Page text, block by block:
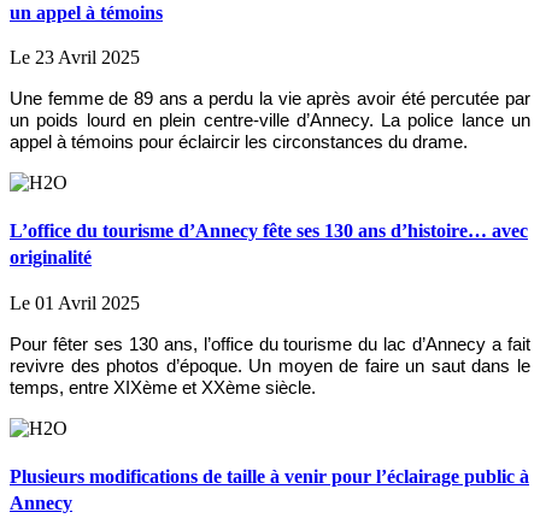
un appel à témoins
Le 23 Avril 2025
Une femme de 89 ans a perdu la vie après avoir été percutée par
un poids lourd en plein centre-ville d’Annecy. La police lance un
appel à témoins pour éclaircir les circonstances du drame.
L’office du tourisme d’Annecy fête ses 130 ans d’histoire… avec
originalité
Le 01 Avril 2025
Pour fêter ses 130 ans, l’office du tourisme du lac d’Annecy a fait
revivre des photos d’époque. Un moyen de faire un saut dans le
temps, entre XIXème et XXème siècle.
Plusieurs modifications de taille à venir pour l’éclairage public à
Annecy